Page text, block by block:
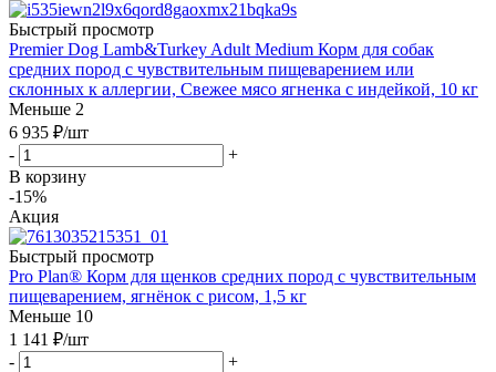
Быстрый просмотр
Premier Dog Lamb&Turkey Adult Medium Корм для собак
средних пород с чувствительным пищеварением или
склонных к аллергии, Свежее мясо ягненка с индейкой, 10 кг
Меньше 2
6 935 ₽/шт
-
+
В корзину
-15%
Акция
Быстрый просмотр
Pro Plan® Корм для щенков средних пород с чувствительным
пищеварением, ягнёнок с рисом, 1,5 кг
Меньше 10
1 141 ₽/шт
-
+